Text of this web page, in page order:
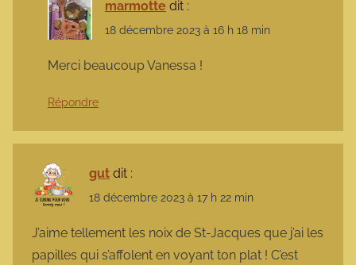
marmotte dit :
18 décembre 2023 à 16 h 18 min
Merci beaucoup Vanessa !
Répondre
gut dit :
18 décembre 2023 à 17 h 22 min
J’aime tellement les noix de St-Jacques que j’ai les
papilles qui s’affolent en voyant ton plat ! C’est